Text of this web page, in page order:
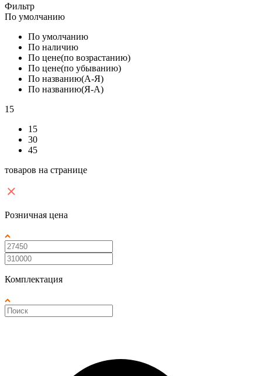
Фильтр
По умолчанию
По умолчанию
По наличию
По цене(по возрастанию)
По цене(по убыванию)
По названию(А-Я)
По названию(Я-А)
15
15
30
45
товаров на странице
Розничная цена
Комплектация